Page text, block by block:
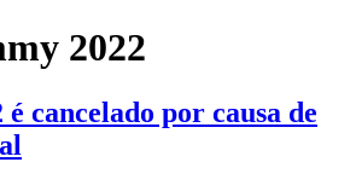
2022
cancelado por causa de